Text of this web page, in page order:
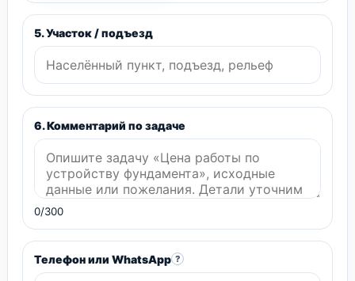
5. Участок / подъезд
6. Комментарий по задаче
0/300
Телефон или WhatsApp ?